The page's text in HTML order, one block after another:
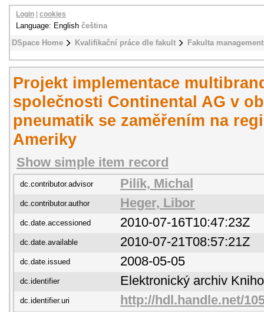
DSpace Home Kvalifikační práce dle fakult Fakulta
Login cookies
Language: English čeština
Projekt implementace
společnosti Continental AG v
pneumatik se zaměřením na
Ameriky
Show simple item record
dc.contributor.advisor Pilík, Michal
dc.contributor.author Heger, Libor
dc.date.accessioned 2010-07-16T10:47:23Z
dc.date.available 2010-07-21T08:57:21Z
dc.date.issued 2008-05-05
dc.identifier Elektronický archiv
dc.identifier.uri http://hdl.handle.net/